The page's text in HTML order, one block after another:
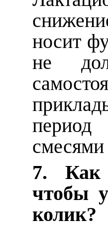
носит
не
смесями
7. Как
чтобы
колик?